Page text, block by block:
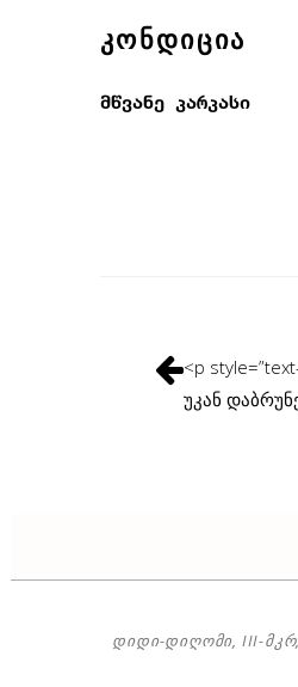
ᲙᲝᲜᲓᲘᲪᲘᲐ
მწვანე კარკასი
<p
უკან
ᲓᲘᲓᲘ-ᲓᲘᲦᲝᲛᲘ, III-